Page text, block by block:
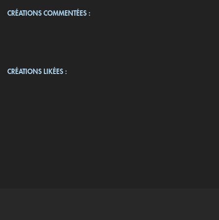
CRÉATIONS COMMENTÉES :
CRÉATIONS LIKÉES :